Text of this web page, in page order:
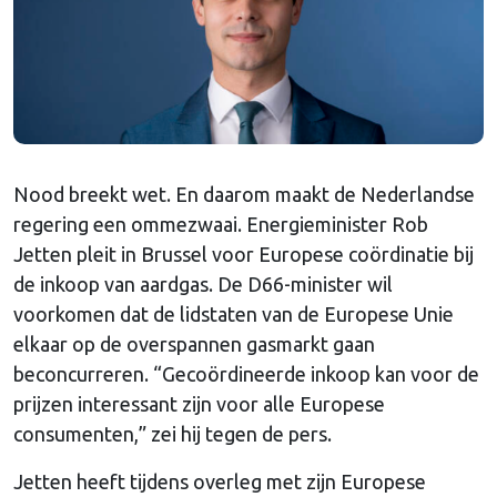
Nood breekt wet. En daarom maakt de Nederlandse
regering een ommezwaai. Energieminister Rob
Jetten pleit in Brussel voor Europese coördinatie bij
de inkoop van aardgas. De D66-minister wil
voorkomen dat de lidstaten van de Europese Unie
elkaar op de overspannen gasmarkt gaan
beconcurreren. “Gecoördineerde inkoop kan voor de
prijzen interessant zijn voor alle Europese
consumenten,” zei hij tegen de pers.
Jetten heeft tijdens overleg met zijn Europese